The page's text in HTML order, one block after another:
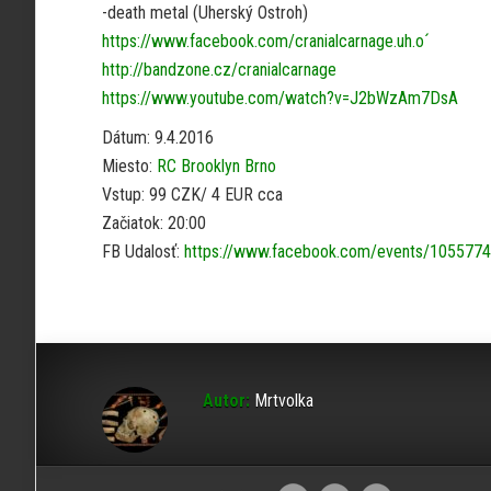
-death metal (Uherský Ostroh)
https://www.facebook.com/cranialcarnage.uh.o´
http://bandzone.cz/cranialcarnage
https://www.youtube.com/watch?v=J2bWzAm7DsA
Dátum: 9.4.2016
Miesto: RC Brooklyn Brno
Vstup: 99 CZK/ 4 EUR cca
Začiatok: 20:00
FB Udalosť: https://www.facebook.com/events/
Autor: Mrtvolka